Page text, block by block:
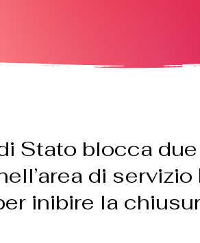
Stato blocca
di servizio
inibire la